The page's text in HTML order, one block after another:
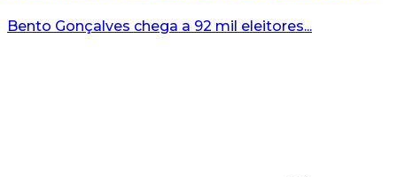
Bento Gonçalves chega a 92 mil eleitores...